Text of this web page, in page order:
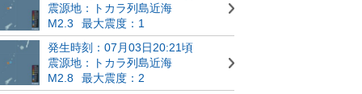
震源地：トカラ列島近海
M2.3
最大震度：1
発生時刻：07月03日20:21頃
震源地：トカラ列島近海
M2.8
最大震度：2